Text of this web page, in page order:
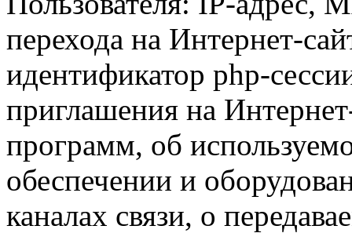
перехода на Интернет-
идентификатор php-
приглашения на
программ, об
обеспечении и
каналах связи, о